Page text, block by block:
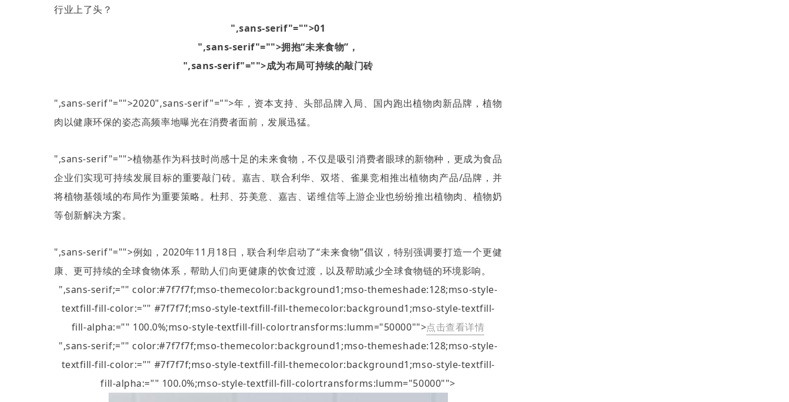
行业上了头？
",sans-serif"="">01
",sans-serif"="">拥抱“未来食物”，
",sans-serif"="">成为布局可持续的敲门砖
",sans-serif"="">2020",sans-serif"="">年，资本支持、头部品牌入局、国内跑出植物肉新品牌，植物
肉以健康环保的姿态高频率地曝光在消费者面前，发展迅猛。
",sans-serif"="">植物基作为科技时尚感十足的未来食物，不仅是吸引消费者眼球的新物种，更成为食品
企业们实现可持续发展目标的重要敲门砖。嘉吉、联合利华、双塔、雀巢竞相推出植物肉产品/品牌，并
将植物基领域的布局作为重要策略。杜邦、芬美意、嘉吉、诺维信等上游企业也纷纷推出植物肉、植物奶
等创新解决方案。
",sans-serif"="">例如， 2020年11 月18日，联合利华启动了“未来食物”倡议，特别强调要打造一个更健
康、更可持续的全球食物体系，帮助人们向更健康的饮食过渡，以及帮助减少全球食物链的环境影响。
",sans-serif;="" color:#7f7f7f;mso-themecolor:background1;mso-themeshade:128;mso-style-
textfill-fill-color:="" #7f7f7f;mso-style-textfill-fill-themecolor:background1;mso-style-textfill-
fill-alpha:="" 100.0%;mso-style-textfill-fill-colortransforms:lumm="50000"">点击查看详情
",sans-serif;="" color:#7f7f7f;mso-themecolor:background1;mso-themeshade:128;mso-style-
textfill-fill-color:="" #7f7f7f;mso-style-textfill-fill-themecolor:background1;mso-style-textfill-
fill-alpha:="" 100.0%;mso-style-textfill-fill-colortransforms:lumm="50000"">